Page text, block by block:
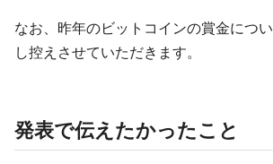
なお、昨年のビットコインの賞金につ
し控えさせていただきます。
発表で伝えたかったこと